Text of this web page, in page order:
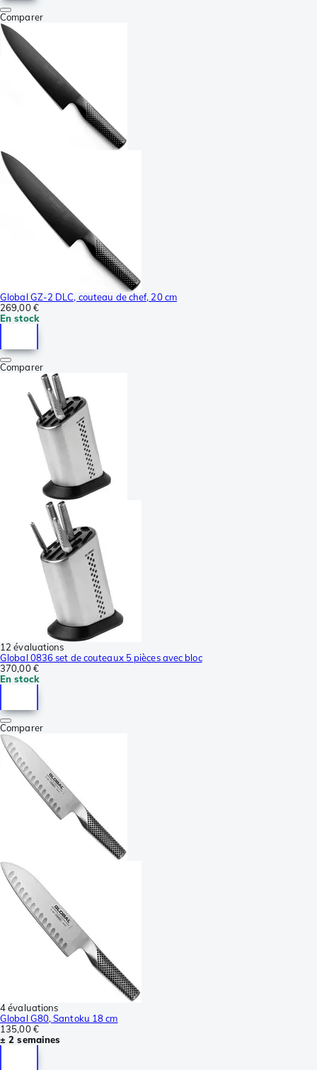
Comparer
Global GZ-2 DLC, couteau de chef, 20 cm
269,00 €
En stock
Comparer
12 évaluations
Global 0836 set de couteaux 5 pièces avec bloc
370,00 €
En stock
Comparer
4 évaluations
Global G80, Santoku 18 cm
135,00 €
± 2 semaines